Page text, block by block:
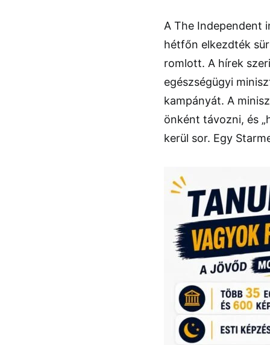
A The Independent
hétfőn elkezdték
romlott. A hírek
egészségügyi
kampányát. A
önként távozni, és
kerül sor. Egy